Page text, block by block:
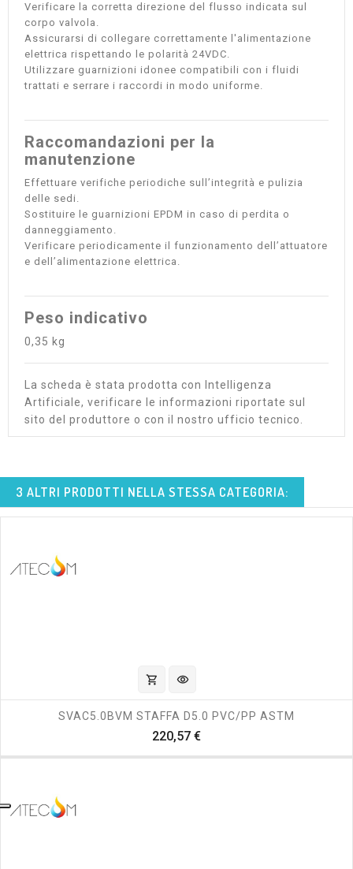
Verificare la corretta direzione del flusso indicata sul
corpo valvola.
Assicurarsi di collegare correttamente l'alimentazione
elettrica rispettando le polarità 24VDC.
Utilizzare guarnizioni idonee compatibili con i fluidi
trattati e serrare i raccordi in modo uniforme.
Raccomandazioni per la
manutenzione
Effettuare verifiche periodiche sull’integrità e pulizia
delle sedi.
Sostituire le guarnizioni EPDM in caso di perdita o
danneggiamento.
Verificare periodicamente il funzionamento dell’attuatore
e dell’alimentazione elettrica.
Peso indicativo
0,35 kg
La scheda è stata prodotta con Intelligenza
Artificiale, verificare le informazioni riportate sul
sito del produttore o con il nostro ufficio tecnico.
3 ALTRI PRODOTTI NELLA STESSA CATEGORIA:
shopping_cart visibility
SVAC5.0BVM STAFFA D5.0 PVC/PP ASTM
220,57 €Prezzo